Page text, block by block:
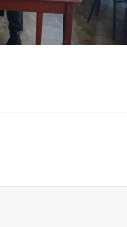
ОДЕСЬКА ОБЛАСТЬ
ПОЛТАВСЬКА ОБЛАСТЬ
ЧЕРКАСЬКА ОБЛАСТЬ